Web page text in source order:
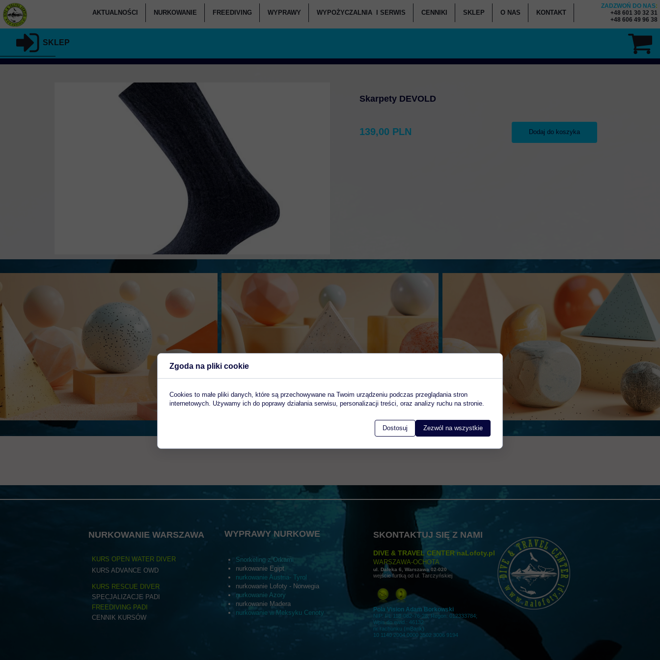
SKLEP
AKTUALNOŚCI
RELACJE
KLUB NALOFOTY.PL
NURKOWANIE
KURSY NURKOWANIA DEEPSPOT
KURSY NURKOWANIA DZIECI
KURSY DLA KANDYDATÓW SŁUŻB MUNDUROWYCH
NURKOWANIE W DEEPSPOT
FREEDIVING WYPRAWY WYPOŻYCZALNIA I SERWIS CENNIKI SKLEP O NAS KONTAKT
ZADZWOŃ DO NAS:
+48 601 30 32 31
+48 606 49 96 38
Dodaj do koszyka
Skarpety DEVOLD
139,00 PLN
KURS OPEN WATER DIVER
CENNIK KURSÓW
FREEDIVING PADI
SPECJALIZACJE PADI
KURS RESCUE DIVER
KURS ADVANCE OWD
DIVE & TRAVEL CENTER naLofoty.pl
WARSZAWA-OCHOTA
ul. Daleka 6, Warszawa 02-020
wejście furtką od ul. Tarczyńskiej
Pola Vision Adam Borkowski
NIP: PL 118-082-76-28; Regon: 012333784;
Wpis do ewid.: 46132
nr rachunku (mBank)
10 1140 2004 0000 3502 3006 9194
Snorkeling z Orkami
nurkowanie Egipt
nurkowanie Austria- Tyrol
nurkowanie Lofoty - Norwegia
nurkowanie Azory
nurkowanie Madera
nurkowanie w Meksyku Cenoty
WYPRAWY NURKOWE SKONTAKTUJ SIĘ Z NAMI
NURKOWANIE WARSZAWA
Zgoda na pliki cookie
Cookies to małe pliki danych, które są przechowywane na Twoim urządzeniu podczas przeglądania stron
internetowych. Używamy ich do poprawy działania serwisu, personalizacji treści, oraz analizy ruchu na stronie.
Dostosuj Zezwól na wszystkie